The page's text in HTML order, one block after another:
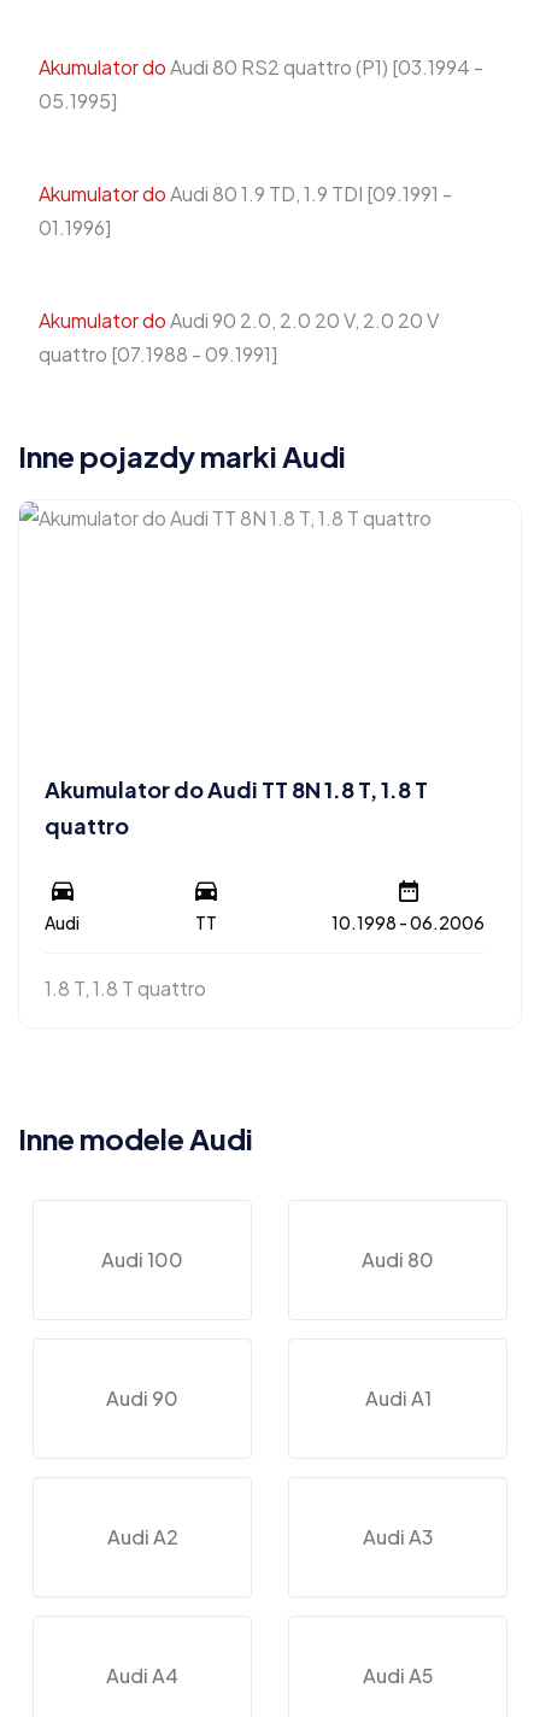
Akumulator doAudi 80 RS2 quattro (P1) [03.1994 -
05.1995]
Akumulator doAudi 80 1.9 TD, 1.9 TDI [09.1991 -
01.1996]
Akumulator doAudi 90 2.0, 2.0 20 V, 2.0 20 V
quattro [07.1988 - 09.1991]
Inne pojazdy marki Audi
Akumulator do Audi TT 8N 1.8 T, 1.8 T
quattro
Audi TT 10.1998 - 06.2006
1.8 T, 1.8 T quattro
Inne modele Audi
Audi 100 Audi 80
Audi 90 Audi A1
Audi A2 Audi A3
Audi A4 Audi A5